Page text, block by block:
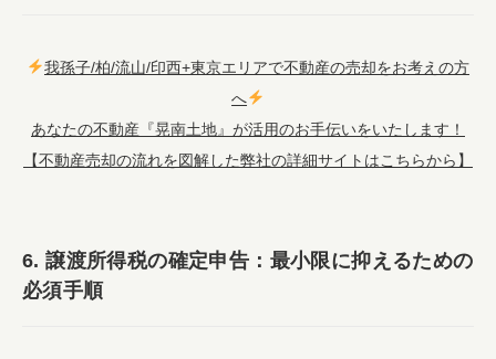
我孫子/柏/流山/印西+東京エリアで不動産の売却をお考えの方
へ
あなたの不動産『晃南土地』が活用のお手伝いをいたします！
【不動産売却の流れを図解した弊社の詳細サイトはこちらから】
6.譲渡所得税の確定申告 ： 最小限に抑えるための
必須手順